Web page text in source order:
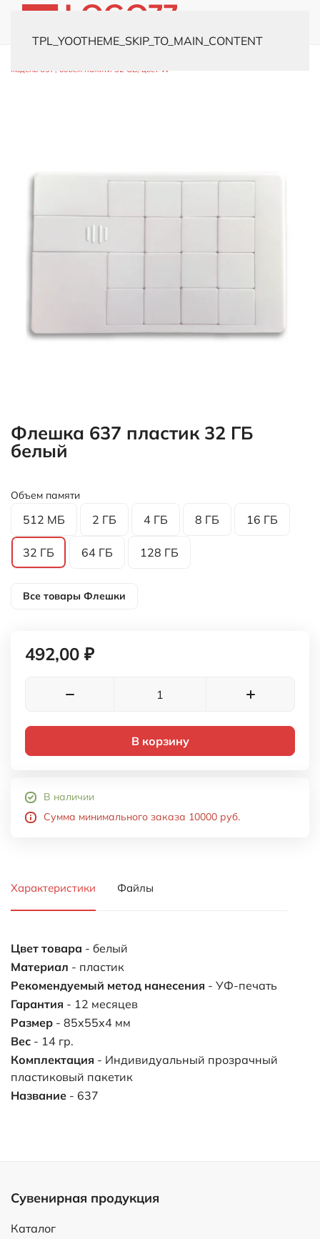
TPL_YOOTHEME_SKIP_TO_MAIN_CONTENT
модель 637, объем памяти 32 GB, цвет W
Флешка 637 пластик 32 ГБ
белый
Объем памяти
512 МБ 2 ГБ 4 ГБ 8 ГБ 16 ГБ
32 ГБ 64 ГБ 128 ГБ
Все товары Флешки
492,00 ₽
В корзину
В наличии
Сумма минимального заказа 10000 руб.
Характеристики Файлы
Цвет товара - белый
Материал - пластик
Рекомендуемый метод нанесения - УФ-печать
Гарантия - 12 месяцев
Размер - 85х55х4 мм
Вес - 14 гр.
Комплектация - Индивидуальный прозрачный
пластиковый пакетик
Название - 637
Сувенирная продукция
Каталог